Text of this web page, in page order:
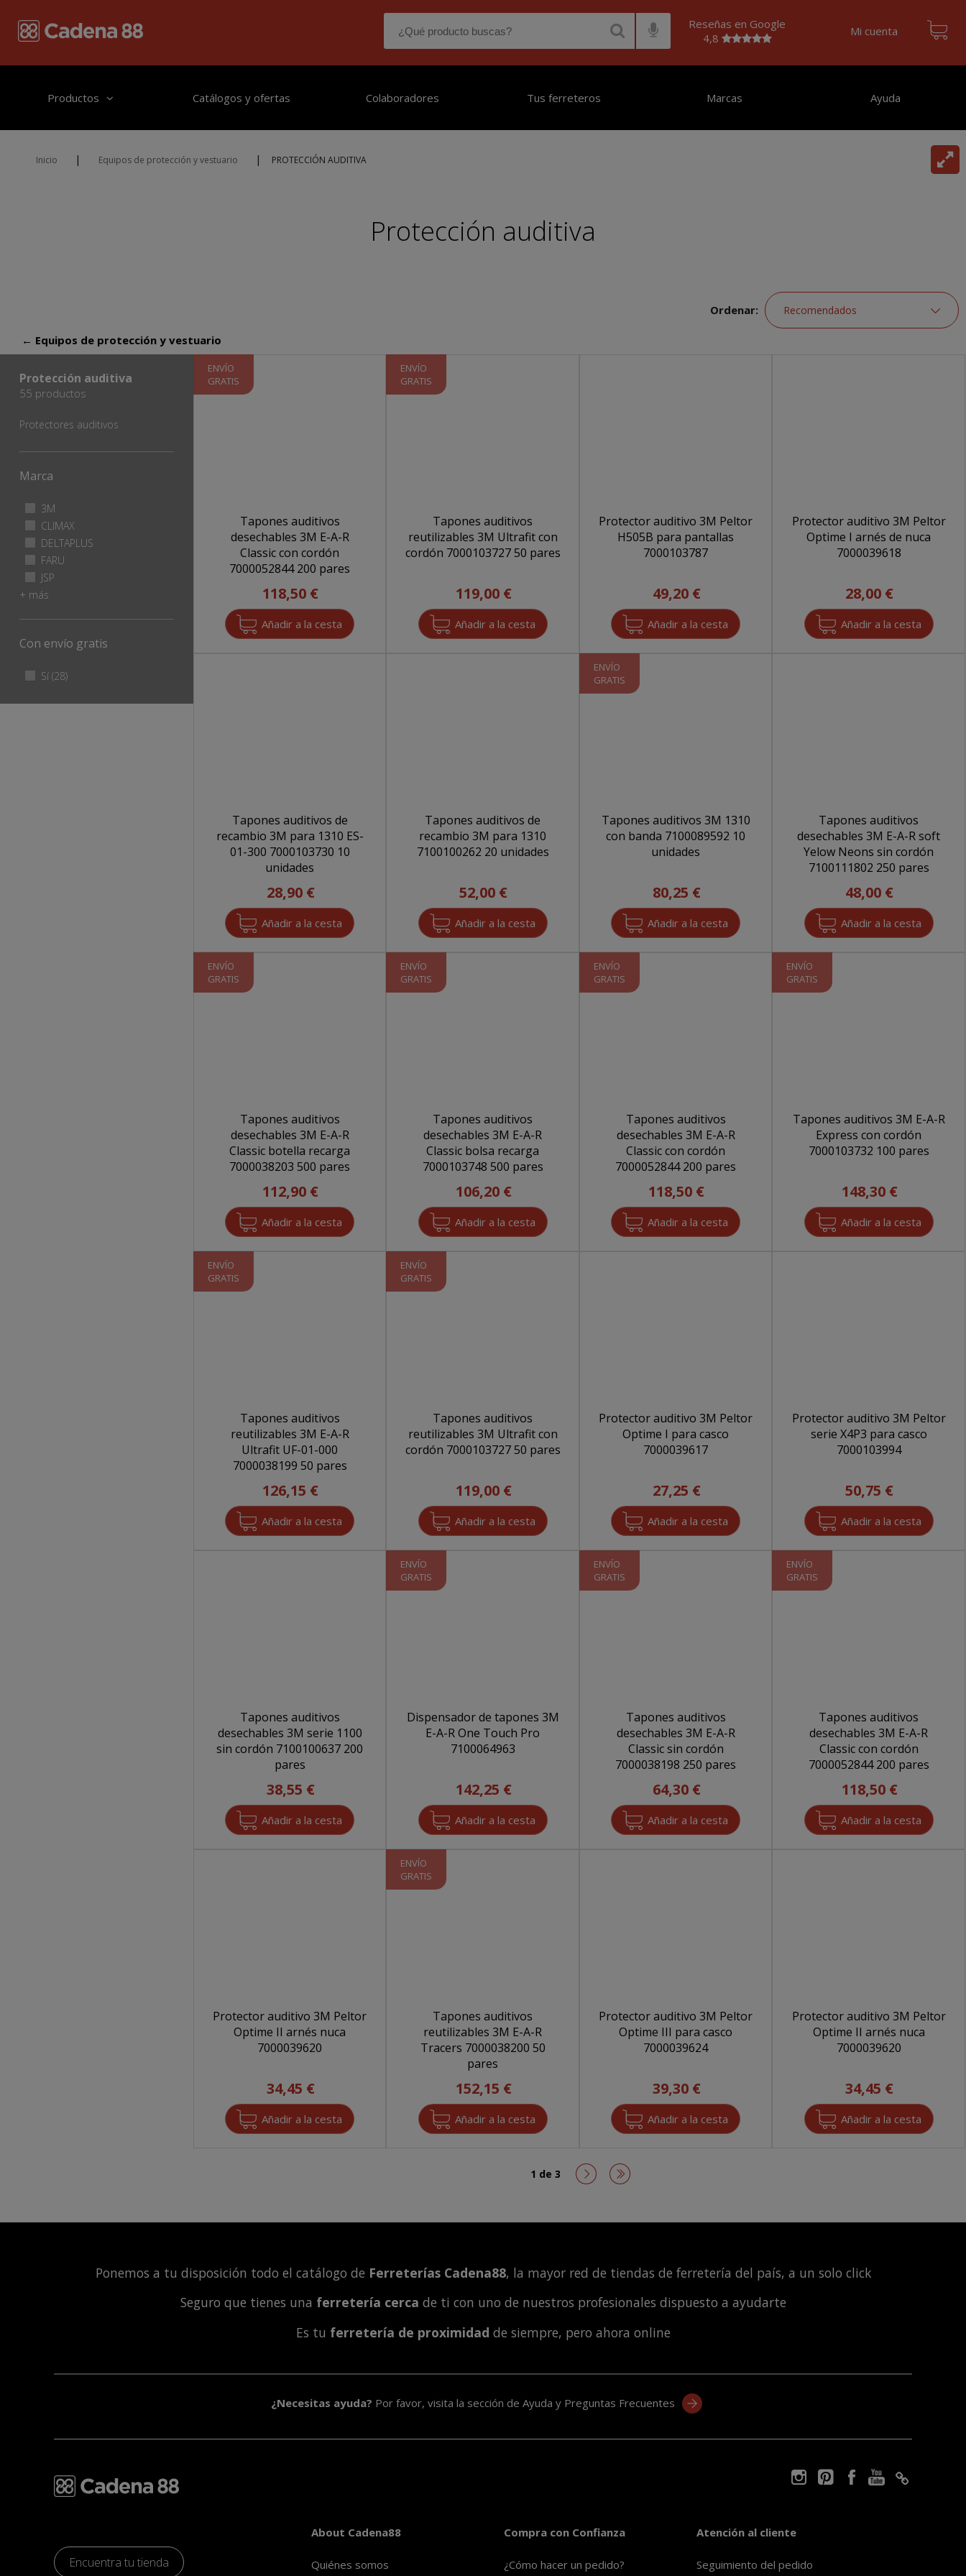
Reseñas en Google
4,8
Mi cuenta
Productos Catálogos y ofertas Colaboradores Tus ferreteros Marcas Ayuda
Inicio | Equipos de protección y vestuario | PROTECCIÓN AUDITIVA
Protección auditiva
Ordenar:
← Equipos de protección y vestuario
Protección auditiva
55 productos
Protectores auditivos
Marca
Apply 3M filter
3M
3M
filter
Apply CLIMAX filter
CLIMAX
CLIMAX
Apply DELTAPLUS filter
DELTAPLUS
Apply FARU filter
FARU
Apply JSP filter
JSP
+ más
Con envío gratis
Apply Sí filter
Sí (28)Apply
filter
ENVÍO
GRATIS
Tapones auditivos
desechables 3M E-A-R
Classic con cordón
7000052844 200 pares
118,50 €
ENVÍO
GRATIS
Tapones auditivos
reutilizables 3M Ultrafit con
cordón 7000103727 50 pares
119,00 €
Protector auditivo 3M Peltor
H505B para pantallas
7000103787
49,20 €
Protector auditivo 3M Peltor
Optime I arnés de nuca
7000039618
28,00 €
Tapones auditivos de
recambio 3M para 1310 ES-
01-300 7000103730 10
unidades
28,90 €
Tapones auditivos de
recambio 3M para 1310
7100100262 20 unidades
52,00 €
ENVÍO
GRATIS
Tapones auditivos 3M 1310
con banda 7100089592 10
unidades
80,25 €
Tapones auditivos
desechables 3M E-A-R soft
Yelow Neons sin cordón
7100111802 250 pares
48,00 €
ENVÍO
GRATIS
Tapones auditivos
desechables 3M E-A-R
Classic botella recarga
7000038203 500 pares
112,90 €
ENVÍO
GRATIS
Tapones auditivos
desechables 3M E-A-R
Classic bolsa recarga
7000103748 500 pares
106,20 €
ENVÍO
GRATIS
Tapones auditivos
desechables 3M E-A-R
Classic con cordón
7000052844 200 pares
118,50 €
ENVÍO
GRATIS
Tapones auditivos 3M E-A-R
Express con cordón
7000103732 100 pares
148,30 €
ENVÍO
GRATIS
Tapones auditivos
reutilizables 3M E-A-R
Ultrafit UF-01-000
7000038199 50 pares
126,15 €
ENVÍO
GRATIS
Tapones auditivos
reutilizables 3M Ultrafit con
cordón 7000103727 50 pares
119,00 €
Protector auditivo 3M Peltor
Optime I para casco
7000039617
27,25 €
Protector auditivo 3M Peltor
serie X4P3 para casco
7000103994
50,75 €
Tapones auditivos
desechables 3M serie 1100
sin cordón 7100100637 200
pares
38,55 €
ENVÍO
GRATIS
Dispensador de tapones 3M
E-A-R One Touch Pro
7100064963
142,25 €
ENVÍO
GRATIS
Tapones auditivos
desechables 3M E-A-R
Classic sin cordón
7000038198 250 pares
64,30 €
ENVÍO
GRATIS
Tapones auditivos
desechables 3M E-A-R
Classic con cordón
7000052844 200 pares
118,50 €
Protector auditivo 3M Peltor
Optime II arnés nuca
7000039620
34,45 €
ENVÍO
GRATIS
Tapones auditivos
reutilizables 3M E-A-R
Tracers 7000038200 50
pares
152,15 €
Protector auditivo 3M Peltor
Optime III para casco
7000039624
39,30 €
Protector auditivo 3M Peltor
Optime II arnés nuca
7000039620
34,45 €
1 de 3
Ponemos a tu disposición todo el catálogo de Ferreterías Cadena88, la mayor red de tiendas de ferretería del país, a un solo click
Seguro que tienes una ferretería cerca de ti con uno de nuestros profesionales dispuesto a ayudarte
Es tu ferretería de proximidad de siempre, pero ahora online
¿Necesitas ayuda? Por favor, visita la sección de Ayuda y Preguntas Frecuentes
Encuentra tu tienda
About Cadena88
Quiénes somos
Compra con Confianza
¿Cómo hacer un pedido?
Atención al cliente
Seguimiento del pedido